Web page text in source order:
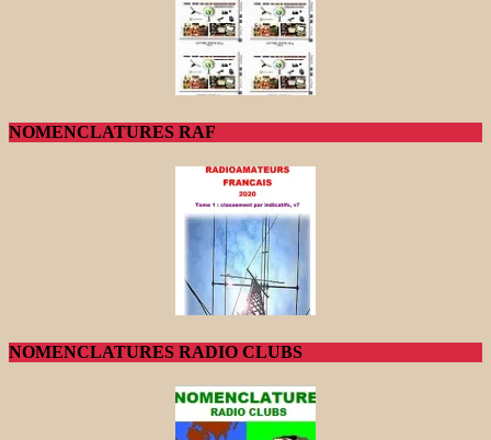
NOMENCLATURES RAF
NOMENCLATURES RADIO CLUBS